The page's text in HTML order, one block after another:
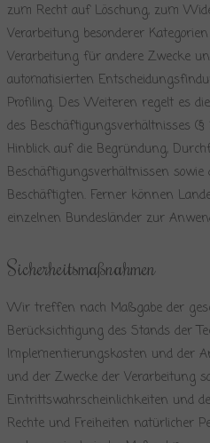
zum Recht auf Löschung, zum
Verarbeitung besonderer
Verarbeitung für andere Zwecke
automatisierten
Profiling. Des Weiteren regelt es
des Beschäftigungsverhältnisses
Hinblick auf die Begründung,
Beschäftigungsverhältnissen sowie
Beschäftigten. Ferner können
einzelnen Bundesländer zur
Sicherheitsmaßnahmen
Wir treffen nach Maßgabe der
Berücksichtigung des Stands der
Implementierungskosten und der
und der Zwecke der Verarbeitung
Eintrittswahrscheinlichkeiten und
Rechte und Freiheiten natürlicher